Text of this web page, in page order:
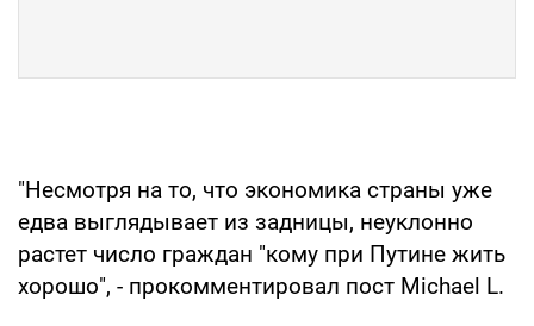
"Несмотря на то, что экономика страны уже
едва выглядывает из задницы, неуклонно
растет число граждан "кому при Путине жить
хорошо", - прокомментировал пост Michael L.